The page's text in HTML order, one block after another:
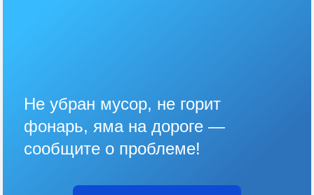
Не убран мусор, не горит
фонарь, яма на дороге —
сообщите о проблеме!